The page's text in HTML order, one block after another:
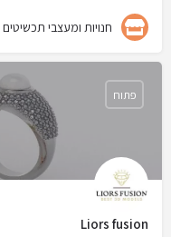
חנויות ומעצבי תכשיטים
Liors fusion
פתוח